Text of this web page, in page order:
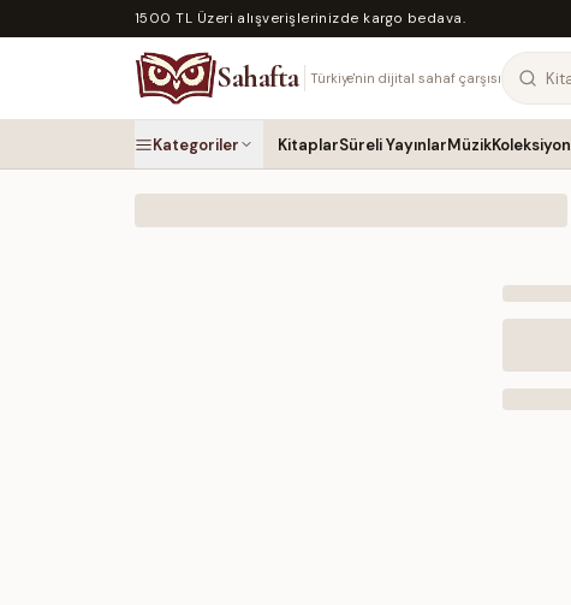
1500 TL Üzeri alışverişlerinizde kargo bedava.
Sahafta Türkiye'nin dijital sahaf çarşısı
Kategoriler KitaplarSüreli YayınlarMüzikKoleksiyon